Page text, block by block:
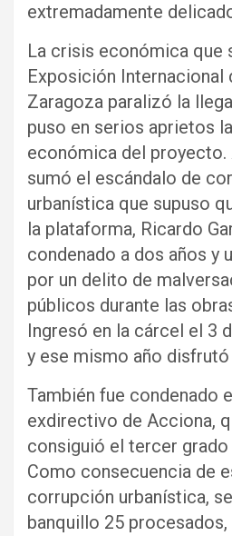
extremadamente
La crisis económica que
Exposición Internacional
Zaragoza paralizó la
puso en serios aprietos
económica del proyecto.
sumó el escándalo de
urbanística que supuso
la plataforma, Ricardo
condenado a dos años y
por un delito de
públicos durante las
Ingresó en la cárcel el 3
y ese mismo año
También fue condenado
exdirectivo de Acciona,
consiguió el tercer
Como consecuencia de
corrupción urbanística,
banquillo 25